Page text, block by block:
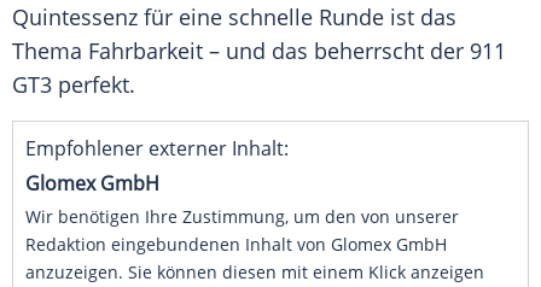
Quintessenz für eine schnelle Runde ist das
Thema Fahrbarkeit – und das beherrscht der 911
GT3 perfekt.
Empfohlener externer Inhalt:
Glomex GmbH
Wir benötigen Ihre Zustimmung, um den von unserer
Redaktion eingebundenen Inhalt von Glomex GmbH
anzuzeigen. Sie können diesen mit einem Klick anzeigen